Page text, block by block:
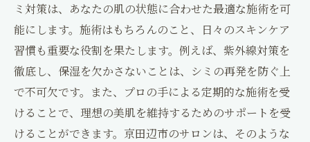
ミ対策は、あなたの肌の状態に合わせた最適な施術を可
能にします。施術はもちろんのこと、日々のスキンケア
習慣も重要な役割を果たします。例えば、紫外線対策を
徹底し、保湿を欠かさないことは、シミの再発を防ぐ上
で不可欠です。また、プロの手による定期的な施術を受
けることで、理想の美肌を維持するためのサポートを受
けることができます。京田辺市のサロンは、そのような